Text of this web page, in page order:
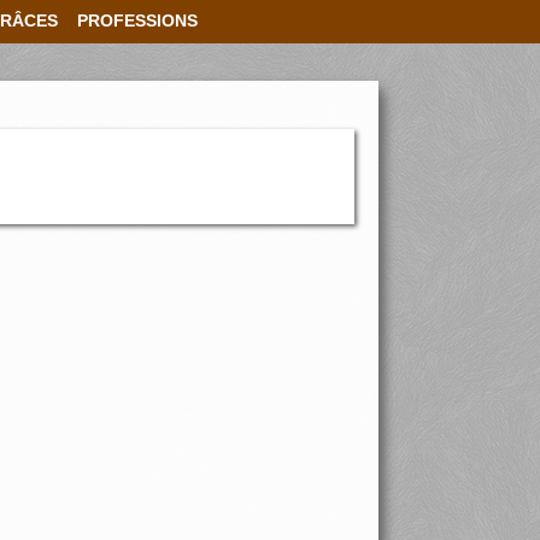
PROFESSIONS